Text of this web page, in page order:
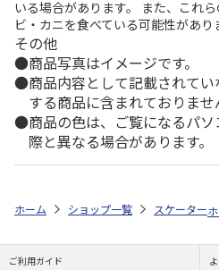
いる場合があります。 また、これ
ビ・カニを食べている可能性があり
その他
商品写真はイメージです。
商品内容として記載されて
する商品に含まれておりませ
商品の色は、ご覧になるパ
際と異なる場合があります。
ホーム ショップ一覧 スケーター
ご利用ガイド